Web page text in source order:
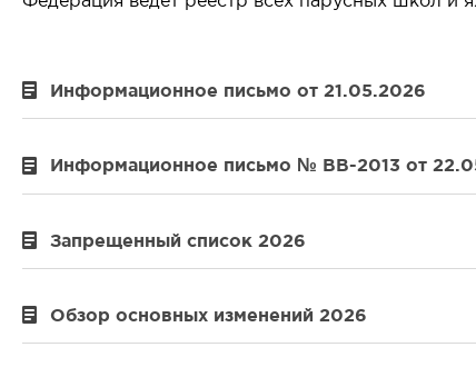
Информационное письмо от 21.05.2026
Информационное письмо № ВВ-2013 от
Запрещенный список 2026
Обзор основных изменений 2026